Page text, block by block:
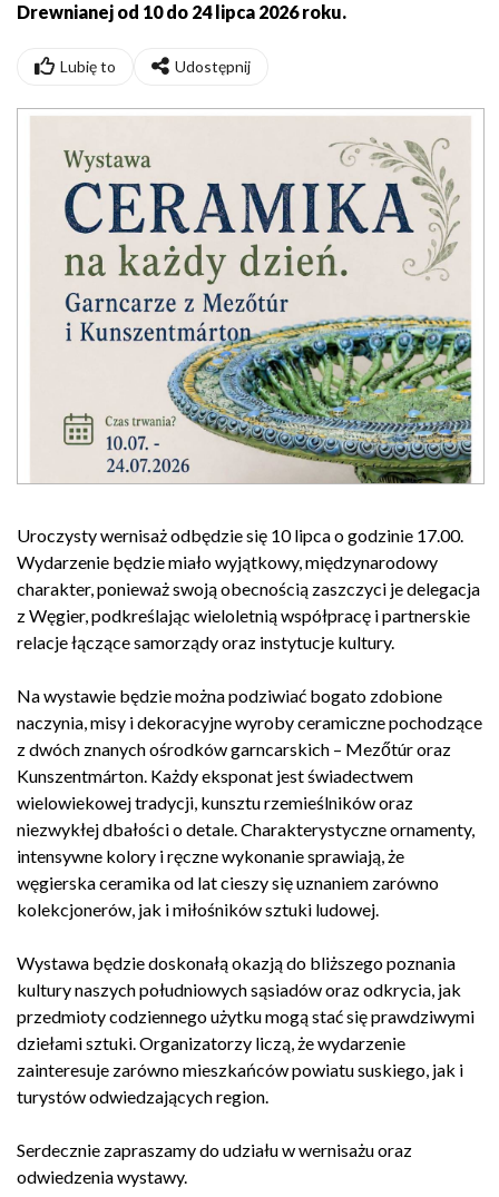
Drewnianej od 10 do 24 lipca 2026 roku.
Lubię to Udostępnij
Uroczysty wernisaż odbędzie się 10 lipca o godzinie 17.00.
Wydarzenie będzie miało wyjątkowy, międzynarodowy
charakter, ponieważ swoją obecnością zaszczyci je delegacja
z Węgier, podkreślając wieloletnią współpracę i partnerskie
relacje łączące samorządy oraz instytucje kultury.
Na wystawie będzie można podziwiać bogato zdobione
naczynia, misy i dekoracyjne wyroby ceramiczne pochodzące
z dwóch znanych ośrodków garncarskich – Mezőtúr oraz
Kunszentmárton. Każdy eksponat jest świadectwem
wielowiekowej tradycji, kunsztu rzemieślników oraz
niezwykłej dbałości o detale. Charakterystyczne ornamenty,
intensywne kolory i ręczne wykonanie sprawiają, że
węgierska ceramika od lat cieszy się uznaniem zarówno
kolekcjonerów, jak i miłośników sztuki ludowej.
Wystawa będzie doskonałą okazją do bliższego poznania
kultury naszych południowych sąsiadów oraz odkrycia, jak
przedmioty codziennego użytku mogą stać się prawdziwymi
dziełami sztuki. Organizatorzy liczą, że wydarzenie
zainteresuje zarówno mieszkańców powiatu suskiego, jak i
turystów odwiedzających region.
Serdecznie zapraszamy do udziału w wernisażu oraz
odwiedzenia wystawy.